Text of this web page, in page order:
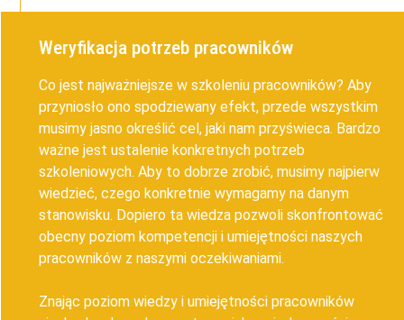
Weryfikacja potrzeb pracowników
Co jest najważniejsze w szkoleniu pracowników? Aby
przyniosło ono spodziewany efekt, przede wszystkim
musimy jasno określić cel, jaki nam przyświeca. Bardzo
ważne jest ustalenie konkretnych potrzeb
szkoleniowych. Aby to dobrze zrobić, musimy najpierw
wiedzieć, czego konkretnie wymagamy na danym
stanowisku. Dopiero ta wiedza pozwoli skonfrontować
obecny poziom kompetencji i umiejętności naszych
pracowników z naszymi oczekiwaniami.
Znając poziom wiedzy i umiejętności pracowników